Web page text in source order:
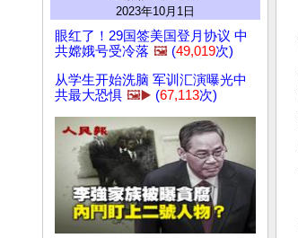
2023年10月1日
眼红了！29国签美国登月协议 中
共嫦娥号受冷落 🖼️ (49,019次)
从学生开始洗脑 军训汇演曝光中
共最大恐惧 🖼️▶️ (67,113次)